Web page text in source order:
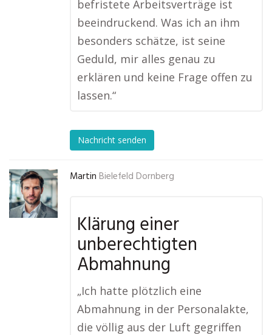
befristete Arbeitsverträge ist
beeindruckend. Was ich an ihm
besonders schätze, ist seine
Geduld, mir alles genau zu
erklären und keine Frage offen zu
lassen.“
Nachricht senden
Martin Bielefeld Dornberg
Klärung einer
unberechtigten
Abmahnung
„Ich hatte plötzlich eine
Abmahnung in der Personalakte,
die völlig aus der Luft gegriffen